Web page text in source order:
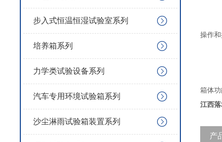
步入式恒温恒湿试验室系列
培养箱系列
力学类试验设备系列
汽车专用环境试验箱系列
沙尘淋雨试验箱装置系列
操作
箱体
江西
产